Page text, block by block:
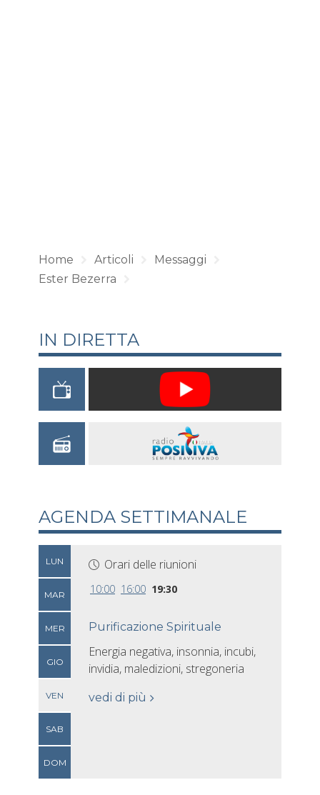
Home Articoli
Messaggi
Ester Bezerra
IN DIRETTA
AGENDA SETTIMANALE
LUN
MAR
MER
GIO
VEN
SAB
DOM
Orari delle riunioni
10:00 16:00 19:30
Purificazione Spirituale
Energia negativa, insonnia, incubi,
invidia, maledizioni, stregoneria
vedi di più